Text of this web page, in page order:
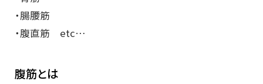
・腸腰筋
・腹直筋 etc…
腹筋とは